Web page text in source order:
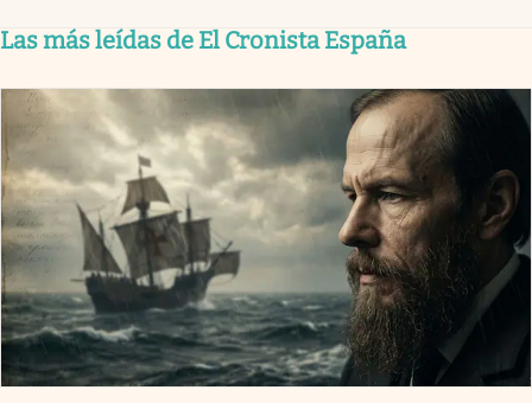
Las más leídas de El Cronista España